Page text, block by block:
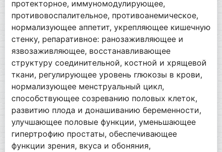
протекторное, иммуномодулирующее,
противовоспалительное, противоанемическое,
нормализующее аппетит, укрепляющее кишечную
стенку, репаративное: ранозаживляющее и
язвозаживляющее, восстанавливающее
структуру соединительной, костной и хрящевой
ткани, регулирующее уровень глюкозы в крови,
нормализующее менструальный цикл,
способствующее созреванию половых клеток,
развитию плода и донашиванию беременности,
улучшающее половые функции, уменьшающее
гипертрофию простаты, обеспечивающее
функции зрения, вкуса и обоняния,